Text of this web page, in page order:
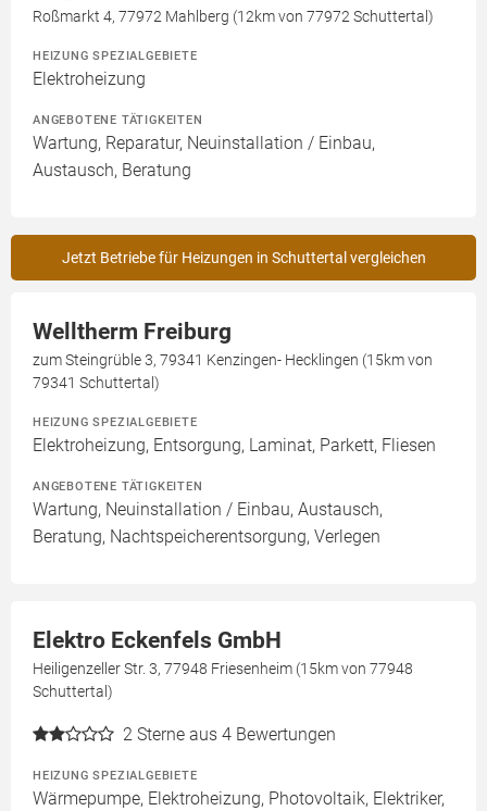
Roßmarkt 4, 77972 Mahlberg (12km von 77972 Schuttertal)
HEIZUNG SPEZIALGEBIETE
Elektroheizung
ANGEBOTENE TÄTIGKEITEN
Wartung, Reparatur, Neuinstallation / Einbau,
Austausch, Beratung
Jetzt Betriebe für Heizungen in Schuttertal vergleichen
Welltherm Freiburg
zum Steingrüble 3, 79341 Kenzingen- Hecklingen (15km von
79341 Schuttertal)
HEIZUNG SPEZIALGEBIETE
Elektroheizung, Entsorgung, Laminat, Parkett, Fliesen
ANGEBOTENE TÄTIGKEITEN
Wartung, Neuinstallation / Einbau, Austausch,
Beratung, Nachtspeicherentsorgung, Verlegen
Elektro Eckenfels GmbH
Heiligenzeller Str. 3, 77948 Friesenheim (15km von 77948
Schuttertal)
2 Sterne aus 4 Bewertungen
HEIZUNG SPEZIALGEBIETE
Wärmepumpe, Elektroheizung, Photovoltaik, Elektriker,